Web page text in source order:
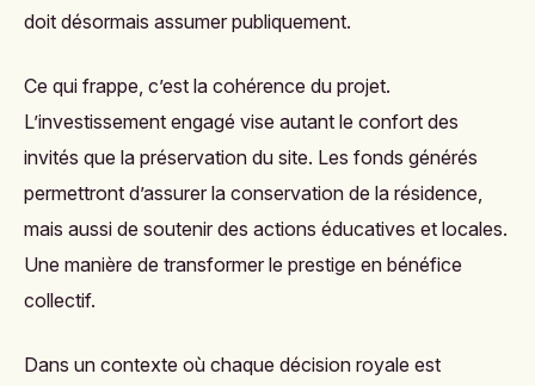
doit désormais assumer publiquement.
Ce qui frappe, c’est la cohérence du projet.
L’investissement engagé vise autant le confort des
invités que la préservation du site. Les fonds générés
permettront d’assurer la conservation de la résidence,
mais aussi de soutenir des actions éducatives et locales.
Une manière de transformer le prestige en bénéfice
collectif.
Dans un contexte où chaque décision royale est